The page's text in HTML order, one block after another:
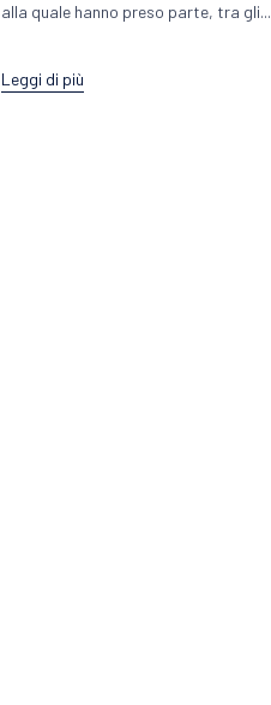
alla quale hanno preso parte, tra gli...
Leggi di più